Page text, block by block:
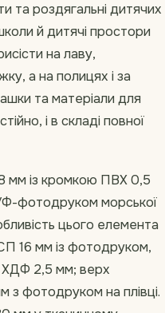
та роздягальні дитячих
й дитячі простори
на лаву,
а на полицях і за
та матеріали для
і в складі повної
мм із кромкою ПВХ 0,5
фотодруком морської
цього елемента
16 мм із фотодруком,
2,5 мм; верх
фотодруком на плівці.